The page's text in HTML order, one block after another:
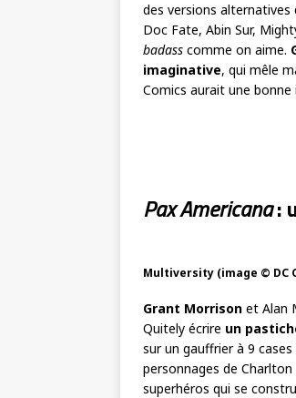
des versions alternatives
Doc Fate, Abin Sur,
badass comme on aime.
imaginative, qui mêle
Comics aurait une
Pax Americana:
Multiversity (image © DC
Grant Morrison et Alan
Quitely écrire un
sur un gauffrier à 9 cases
personnages de Charlton
superhéros qui se